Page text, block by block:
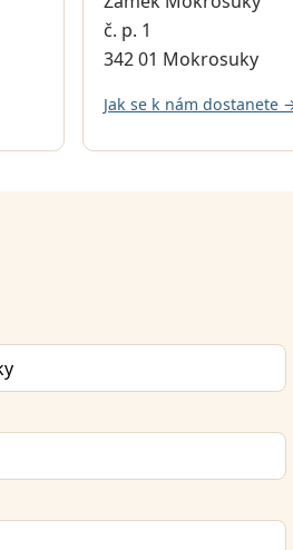
č. p. 1
342 01 Mokrosuky
Jak se k nám dostanete